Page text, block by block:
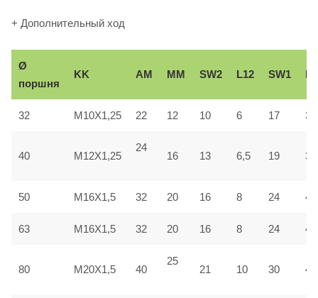
+ Дополнительный ход
Ø
поршня
KK AM ММ SW2 L12 SW1
32 M10X1,25 22 12 10 6 17 30
40 M12X1,25
24
16 13 6,5 19 35
50 M16X1,5 32 20 16 8 24 40
63 M16X1,5 32 20 16 8 24 45
80 M20X1,5 40
25
21 10 30 45